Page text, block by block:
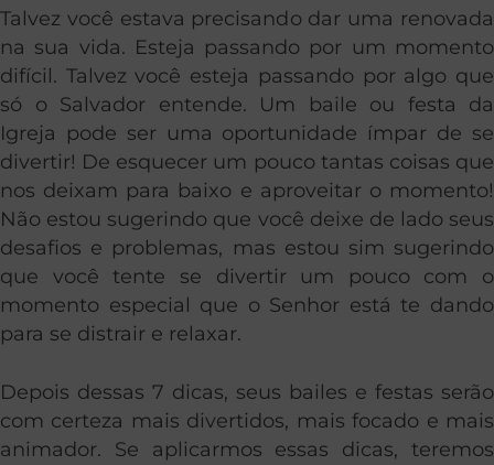
Talvez você estava precisando dar uma renovada
na sua vida. Esteja passando por um momento
difícil. Talvez você esteja passando por algo que
só o Salvador entende. Um baile ou festa da
Igreja pode ser uma oportunidade ímpar de se
divertir! De esquecer um pouco tantas coisas que
nos deixam para baixo e aproveitar o momento!
Não estou sugerindo que você deixe de lado seus
desafios e problemas, mas estou sim sugerindo
que você tente se divertir um pouco com o
momento especial que o Senhor está te dando
para se distrair e relaxar.
Depois dessas 7 dicas, seus bailes e festas serão
com certeza mais divertidos, mais focado e mais
animador. Se aplicarmos essas dicas, teremos